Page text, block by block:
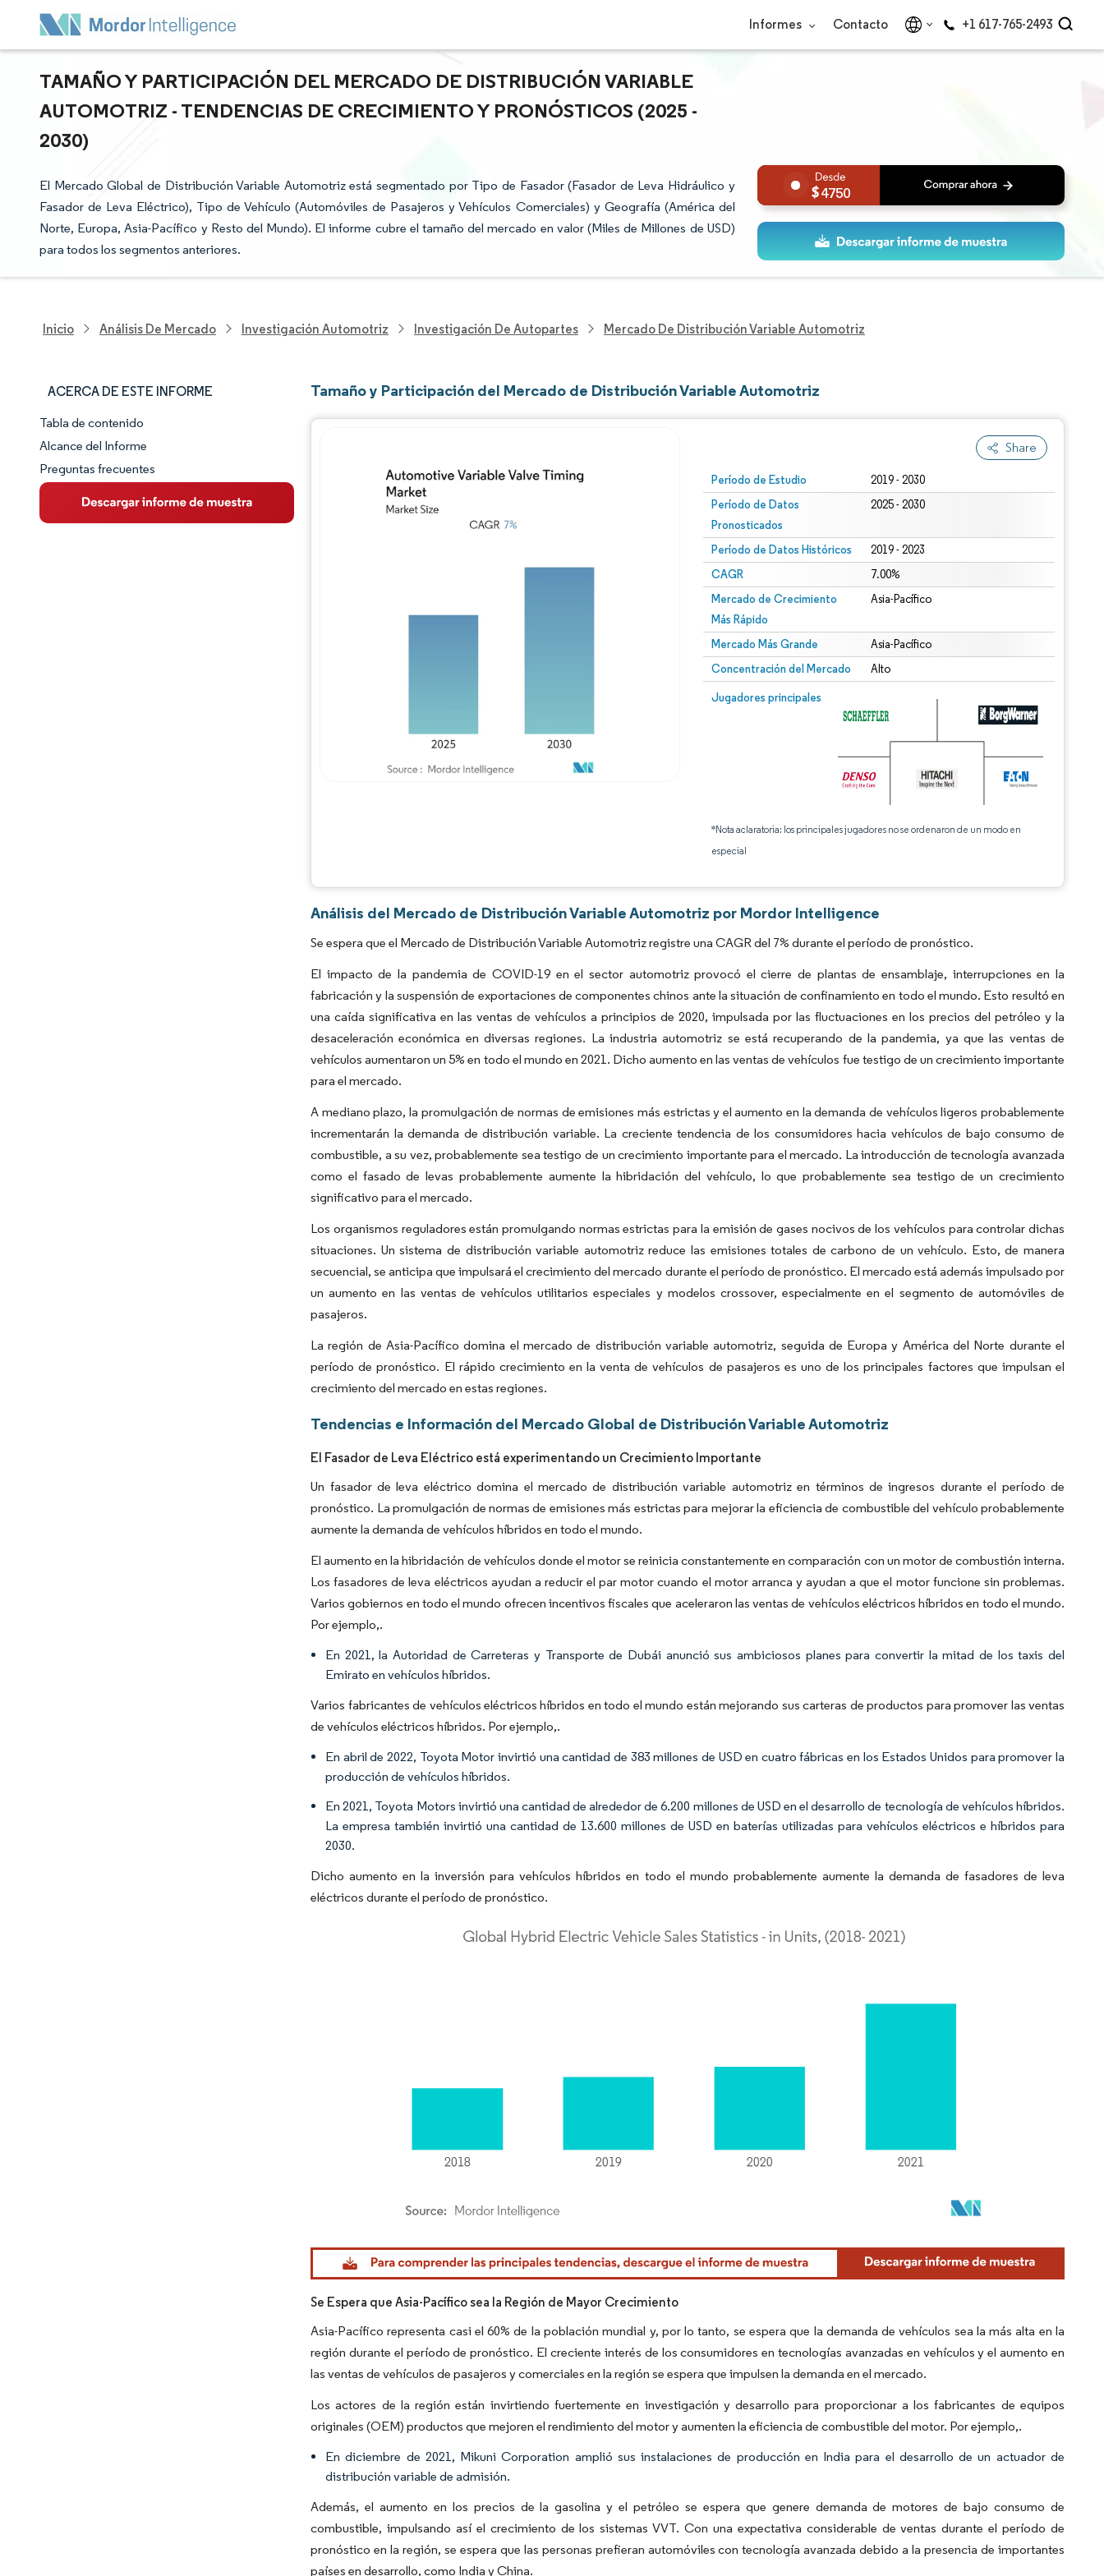
Informes Contacto +1 617-765-2493
TAMAÑO Y PARTICIPACIÓN DEL MERCADO DE DISTRIBUCIÓN VARIABLE
AUTOMOTRIZ - TENDENCIAS DE CRECIMIENTO Y PRONÓSTICOS (2025 -
2030)
El Mercado Global de Distribución Variable Automotriz está segmentado por Tipo de Fasador (Fasador de Leva Hidráulico y
Fasador de Leva Eléctrico), Tipo de Vehículo (Automóviles de Pasajeros y Vehículos Comerciales) y Geografía (América del
Norte, Europa, Asia-Pacífico y Resto del Mundo). El informe cubre el tamaño del mercado en valor (Miles de Millones de USD)
para todos los segmentos anteriores.
4750
Inicio Análisis De Mercado Investigación Automotriz Investigación De Autopartes Mercado De Distribución Variable Automotriz
ACERCA DE ESTE INFORME
Panorama del Mercado
Visión General del Mercado
Tendencias Principales del Mercado
Tabla de contenido
Alcance del Informe
Preguntas frecuentes
Tamaño y Participación del Mercado de Distribución Variable Automotriz
Share
Período de Estudio 2019 - 2030
Período de Datos
Pronosticados
2025 - 2030
Período de Datos Históricos 2019 - 2023
CAGR 7.00%
Mercado de Crecimiento
Más Rápido
Asia-Pacífico
Mercado Más Grande Asia-Pacífico
Concentración del Mercado Alto
Jugadores principales
*Nota aclaratoria: los principales jugadores no se ordenaron de un modo en
especial
Análisis del Mercado de Distribución Variable Automotriz por Mordor Intelligence
Se espera que el Mercado de Distribución Variable Automotriz registre una CAGR del 7% durante el período de pronóstico.
El impacto de la pandemia de COVID-19 en el sector automotriz provocó el cierre de plantas de ensamblaje, interrupciones en la
fabricación y la suspensión de exportaciones de componentes chinos ante la situación de confinamiento en todo el mundo. Esto resultó en
una caída significativa en las ventas de vehículos a principios de 2020, impulsada por las fluctuaciones en los precios del petróleo y la
desaceleración económica en diversas regiones. La industria automotriz se está recuperando de la pandemia, ya que las ventas de
vehículos aumentaron un 5% en todo el mundo en 2021. Dicho aumento en las ventas de vehículos fue testigo de un crecimiento importante
para el mercado.
A mediano plazo, la promulgación de normas de emisiones más estrictas y el aumento en la demanda de vehículos ligeros probablemente
incrementarán la demanda de distribución variable. La creciente tendencia de los consumidores hacia vehículos de bajo consumo de
combustible, a su vez, probablemente sea testigo de un crecimiento importante para el mercado. La introducción de tecnología avanzada
como el fasado de levas probablemente aumente la hibridación del vehículo, lo que probablemente sea testigo de un crecimiento
significativo para el mercado.
Los organismos reguladores están promulgando normas estrictas para la emisión de gases nocivos de los vehículos para controlar dichas
situaciones. Un sistema de distribución variable automotriz reduce las emisiones totales de carbono de un vehículo. Esto, de manera
secuencial, se anticipa que impulsará el crecimiento del mercado durante el período de pronóstico. El mercado está además impulsado por
un aumento en las ventas de vehículos utilitarios especiales y modelos crossover, especialmente en el segmento de automóviles de
pasajeros.
La región de Asia-Pacífico domina el mercado de distribución variable automotriz, seguida de Europa y América del Norte durante el
período de pronóstico. El rápido crecimiento en la venta de vehículos de pasajeros es uno de los principales factores que impulsan el
crecimiento del mercado en estas regiones.
Tendencias e Información del Mercado Global de Distribución Variable Automotriz
El Fasador de Leva Eléctrico está experimentando un Crecimiento Importante
Un fasador de leva eléctrico domina el mercado de distribución variable automotriz en términos de ingresos durante el período de
pronóstico. La promulgación de normas de emisiones más estrictas para mejorar la eficiencia de combustible del vehículo probablemente
aumente la demanda de vehículos híbridos en todo el mundo.
El aumento en la hibridación de vehículos donde el motor se reinicia constantemente en comparación con un motor de combustión interna.
Los fasadores de leva eléctricos ayudan a reducir el par motor cuando el motor arranca y ayudan a que el motor funcione sin problemas.
Varios gobiernos en todo el mundo ofrecen incentivos fiscales que aceleraron las ventas de vehículos eléctricos híbridos en todo el mundo.
Por ejemplo,.
En 2021, la Autoridad de Carreteras y Transporte de Dubái anunció sus ambiciosos planes para convertir la mitad de los taxis del
Emirato en vehículos híbridos.
Varios fabricantes de vehículos eléctricos híbridos en todo el mundo están mejorando sus carteras de productos para promover las ventas
de vehículos eléctricos híbridos. Por ejemplo,.
En abril de 2022, Toyota Motor invirtió una cantidad de 383 millones de USD en cuatro fábricas en los Estados Unidos para promover la
producción de vehículos híbridos.
En 2021, Toyota Motors invirtió una cantidad de alrededor de 6.200 millones de USD en el desarrollo de tecnología de vehículos híbridos.
La empresa también invirtió una cantidad de 13.600 millones de USD en baterías utilizadas para vehículos eléctricos e híbridos para
2030.
Dicho aumento en la inversión para vehículos híbridos en todo el mundo probablemente aumente la demanda de fasadores de leva
eléctricos durante el período de pronóstico.
Imagen © Mordor Intelligence. El uso requiere atribución según CC BY 4.0.
Se Espera que Asia-Pacífico sea la Región de Mayor Crecimiento
Asia-Pacífico representa casi el 60% de la población mundial y, por lo tanto, se espera que la demanda de vehículos sea la más alta en la
región durante el período de pronóstico. El creciente interés de los consumidores en tecnologías avanzadas en vehículos y el aumento en
las ventas de vehículos de pasajeros y comerciales en la región se espera que impulsen la demanda en el mercado.
Los actores de la región están invirtiendo fuertemente en investigación y desarrollo para proporcionar a los fabricantes de equipos
originales (OEM) productos que mejoren el rendimiento del motor y aumenten la eficiencia de combustible del motor. Por ejemplo,.
En diciembre de 2021, Mikuni Corporation amplió sus instalaciones de producción en India para el desarrollo de un actuador de
distribución variable de admisión.
Además, el aumento en los precios de la gasolina y el petróleo se espera que genere demanda de motores de bajo consumo de
combustible, impulsando así el crecimiento de los sistemas VVT. Con una expectativa considerable de ventas durante el período de
pronóstico en la región, se espera que las personas prefieran automóviles con tecnología avanzada debido a la presencia de importantes
países en desarrollo, como India y China.